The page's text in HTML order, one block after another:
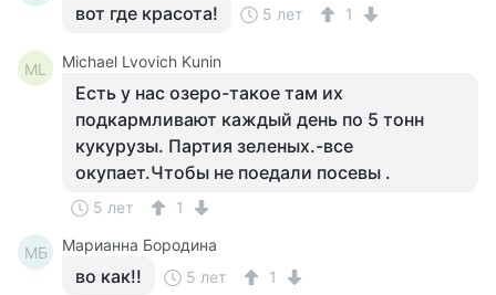
вот где красота! 5 лет 1
ML Michael Lvovich Kunin
Есть у нас озеро-такое там их
подкармливают каждый день по 5 тонн
кукурузы. Партия зеленых.-все
окупает.Чтобы не поедали посевы .
5 лет 1
МБ Марианна Бородина
во как!! 5 лет 1